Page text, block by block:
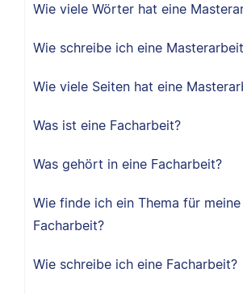
Wie viele Wörter hat eine
Wie schreibe ich eine
Wie viele Seiten hat eine
Was ist eine Facharbeit?
Was gehört in eine Facharbeit?
Wie finde ich ein Thema für meine
Facharbeit?
Wie schreibe ich eine Facharbeit?